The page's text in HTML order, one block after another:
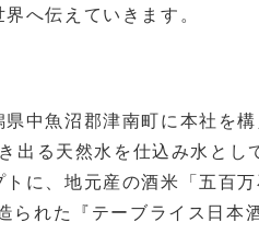
へ伝えていきます。
中魚沼郡津南町に本社を
出る天然水を仕込み水と
に、地元産の酒米「五百
れた『テーブライス日本